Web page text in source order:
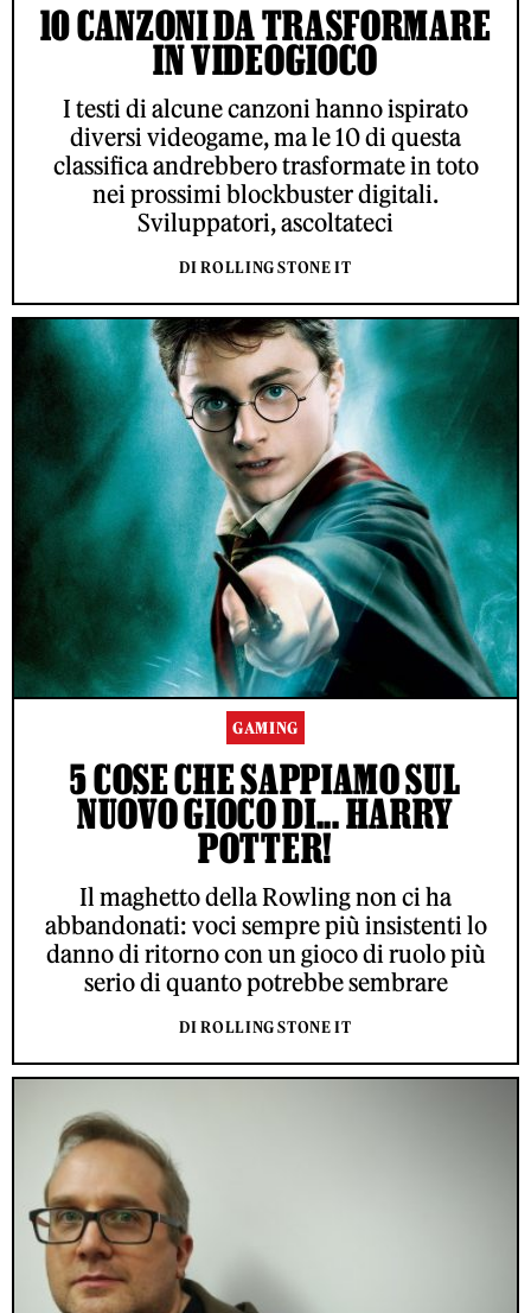
10 CANZONI DA TRASFORMARE
IN VIDEOGIOCO
I testi di alcune canzoni hanno ispirato
diversi videogame, ma le 10 di questa
classifica andrebbero trasformate in toto
nei prossimi blockbuster digitali.
Sviluppatori, ascoltateci
DI ROLLING STONE IT
GAMING
5 COSE CHE SAPPIAMO SUL
NUOVO GIOCO DI... HARRY
POTTER!
Il maghetto della Rowling non ci ha
abbandonati: voci sempre più insistenti lo
danno di ritorno con un gioco di ruolo più
serio di quanto potrebbe sembrare
DI ROLLING STONE IT